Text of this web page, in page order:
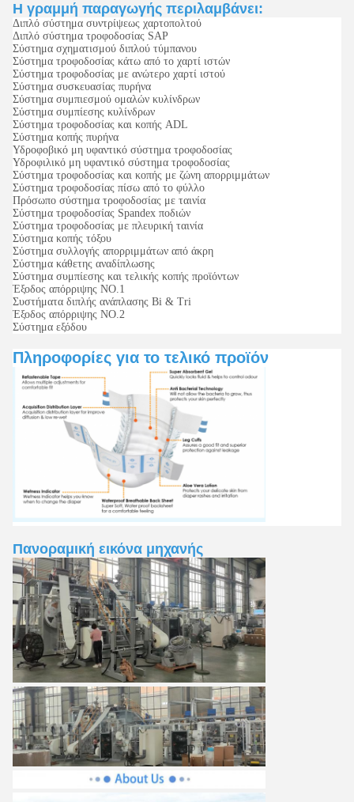
Η γραμμή παραγωγής περιλαμβάνει:
Διπλό σύστημα συντρίψεως χαρτοπολτού
Διπλό σύστημα τροφοδοσίας SAP
Σύστημα σχηματισμού διπλού τύμπανου
Σύστημα τροφοδοσίας κάτω από το χαρτί ιστών
Σύστημα τροφοδοσίας με ανώτερο χαρτί ιστού
Σύστημα συσκευασίας πυρήνα
Σύστημα συμπιεσμού ομαλών κυλίνδρων
Σύστημα συμπίεσης κυλίνδρων
Σύστημα τροφοδοσίας και κοπής ADL
Σύστημα κοπής πυρήνα
Υδροφοβικό μη υφαντικό σύστημα τροφοδοσίας
Υδροφιλικό μη υφαντικό σύστημα τροφοδοσίας
Σύστημα τροφοδοσίας και κοπής με ζώνη απορριμμάτων
Σύστημα τροφοδοσίας πίσω από το φύλλο
Πρόσωπο σύστημα τροφοδοσίας με ταινία
Σύστημα τροφοδοσίας Spandex ποδιών
Σύστημα τροφοδοσίας με πλευρική ταινία
Σύστημα κοπής τόξου
Σύστημα συλλογής απορριμμάτων από άκρη
Σύστημα κάθετης αναδίπλωσης
Σύστημα συμπίεσης και τελικής κοπής προϊόντων
Έξοδος απόρριψης NO.1
Συστήματα διπλής ανάπλασης Bi & Tri
Έξοδος απόρριψης NO.2
Σύστημα εξόδου
Πληροφορίες για το τελικό προϊόν
Πανοραμική εικόνα μηχανής